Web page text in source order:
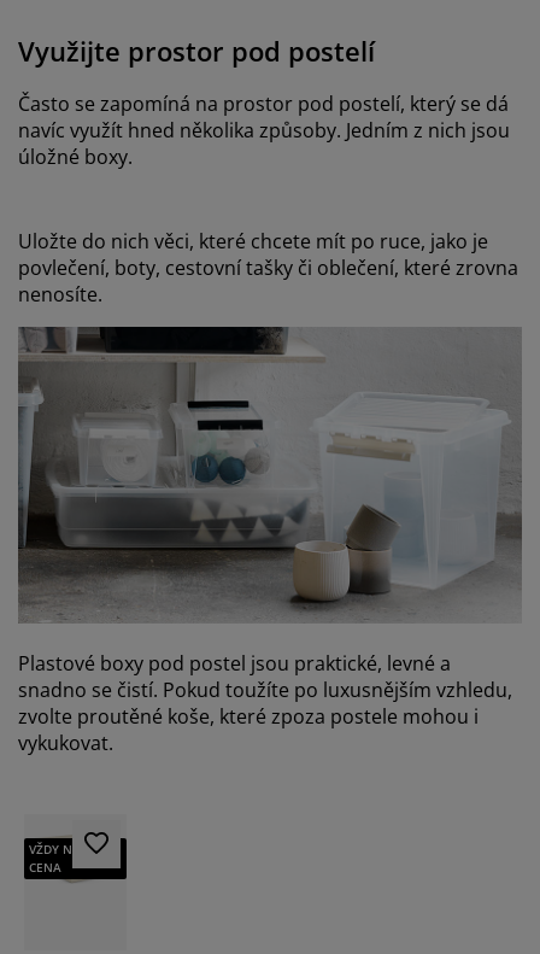
Využijte prostor pod postelí
Často se zapomíná na prostor pod postelí, který se dá
navíc využít hned několika způsoby. Jedním z nich jsou
úložné boxy.
Uložte do nich věci, které chcete mít po ruce, jako je
povlečení, boty, cestovní tašky či oblečení, které zrovna
nenosíte.
Plastové boxy pod postel jsou praktické, levné a
snadno se čistí. Pokud toužíte po luxusnějším vzhledu,
zvolte proutěné koše, které zpoza postele mohou i
vykukovat.
VŽDY NÍZKÁ
CENA